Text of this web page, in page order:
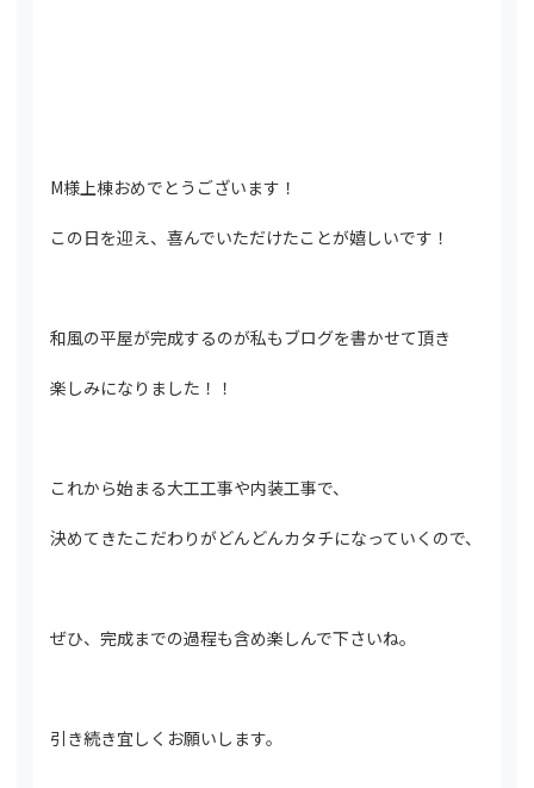
M様上棟おめでとうございます！
この日を迎え、喜んでいただけたことが嬉しいです！
和風の平屋が完成するのが私もブログを書かせて頂き
楽しみになりました！！
これから始まる大工工事や内装工事で、
決めてきたこだわりがどんどんカタチになっていくので、
ぜひ、完成までの過程も含め楽しんで下さいね。
引き続き宜しくお願いします。